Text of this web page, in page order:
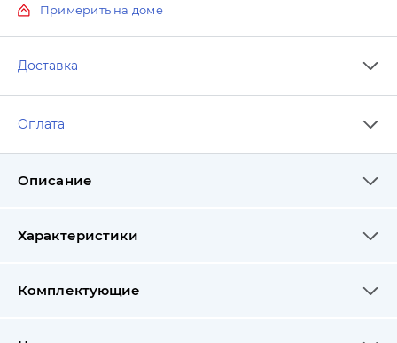
Примерить на доме
Доставка
Оплата
Описание
Характеристики
Комплектующие